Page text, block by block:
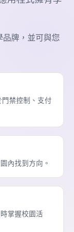
牌，並可與您
禁控制、支付
內找到方向。
掌握校園活